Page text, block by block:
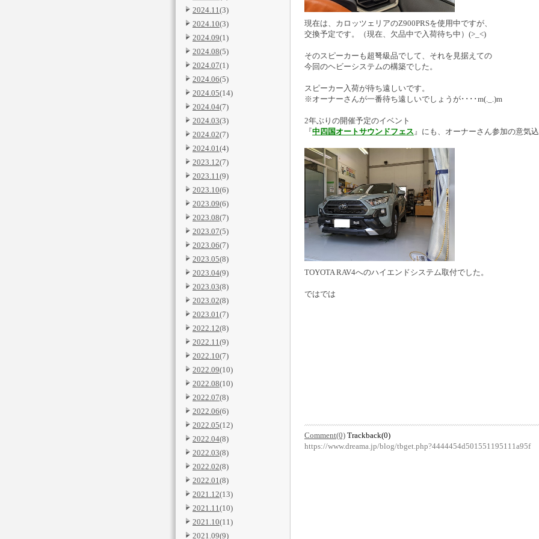
2024.11(3)
2024.10(3)
2024.09(1)
2024.08(5)
2024.07(1)
2024.06(5)
2024.05(14)
2024.04(7)
2024.03(3)
2024.02(7)
2024.01(4)
2023.12(7)
2023.11(9)
2023.10(6)
2023.09(6)
2023.08(7)
2023.07(5)
2023.06(7)
2023.05(8)
2023.04(9)
2023.03(8)
2023.02(8)
2023.01(7)
2022.12(8)
2022.11(9)
2022.10(7)
2022.09(10)
2022.08(10)
2022.07(8)
2022.06(6)
2022.05(12)
2022.04(8)
2022.03(8)
2022.02(8)
2022.01(8)
2021.12(13)
2021.11(10)
2021.10(11)
2021.09(9)
現在は、カロッツェリアのZ900PRSを使用中ですが、
交換予定です。（現在、欠品中で入荷待ち中）(>_<)
そのスピーカーも超弩級品でして、それを見据えての
今回のヘビーシステムの構築でした。
スピーカー入荷が待ち遠しいです。
※オーナーさんが一番待ち遠しいでしょうが････m(._.)m
2年ぶりの開催予定のイベント
『中四国オートサウンドフェス』にも、オーナーさん参加の意気
TOYOTA RAV4へのハイエンドシステム取付でした。
ではでは
Comment(0) Trackback(0)
https://www.dreama.jp/blog/tbget.php?4444454d501551195111a95f